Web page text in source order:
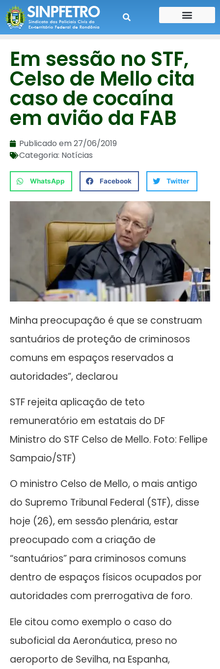
Em sessão no STF,
Celso de Mello cita
caso de cocaína
em avião da FAB
Publicado em27/06/2019
Categoria: Notícias
WhatsApp Facebook Twitter
Minha preocupação é que se construam
santuários de proteção de criminosos
comuns em espaços reservados a
autoridades”, declarou
STF rejeita aplicação de teto
remuneratório em estatais do DF
Ministro do STF Celso de Mello. Foto: Fellipe
Sampaio/STF)
O ministro Celso de Mello, o mais antigo
do Supremo Tribunal Federal (STF), disse
hoje (26), em sessão plenária, estar
preocupado com a criação de
“santuários” para criminosos comuns
dentro de espaços físicos ocupados por
autoridades com prerrogativa de foro.
Ele citou como exemplo o caso do
suboficial da Aeronáutica, preso no
aeroporto de Sevilha, na Espanha,